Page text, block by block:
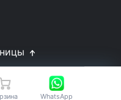
Body.ru
WhatsApp